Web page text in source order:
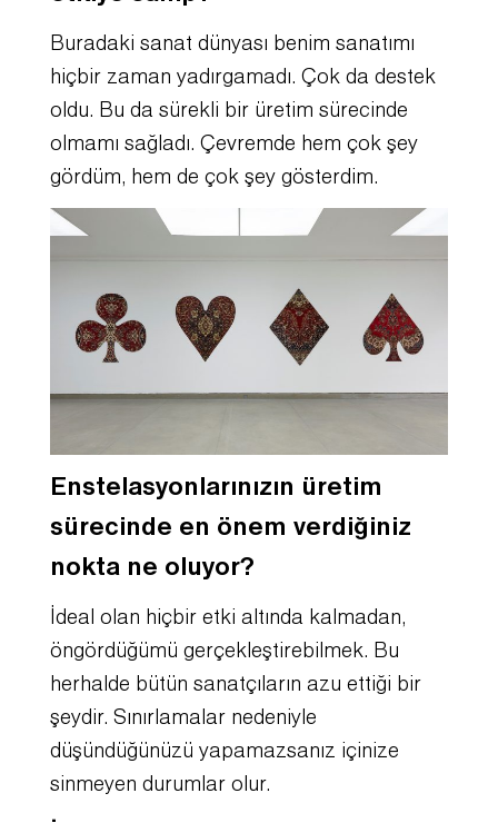
Buradaki sanat dünyası benim sanatımı
hiçbir zaman yadırgamadı. Çok da destek
oldu. Bu da sürekli bir üretim sürecinde
olmamı sağladı. Çevremde hem çok şey
gördüm, hem de çok şey gösterdim.
Enstelasyonlarınızın üretim
sürecinde en önem verdiğiniz
nokta ne oluyor?
İdeal olan hiçbir etki altında kalmadan,
öngördüğümü gerçekleştirebilmek. Bu
herhalde bütün sanatçıların azu ettiği bir
şeydir. Sınırlamalar nedeniyle
düşündüğünüzü yapamazsanız içinize
sinmeyen durumlar olur.